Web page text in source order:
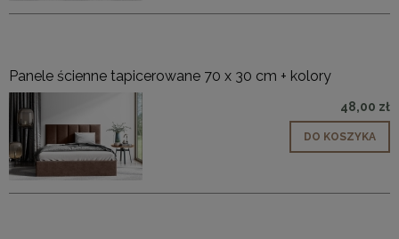
Panele ścienne tapicerowane 70 x 30 cm + kolory
48,00 zł
DO KOSZYKA